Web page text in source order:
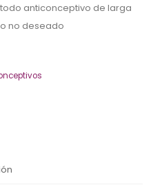
anticonceptivo de larga
no deseado